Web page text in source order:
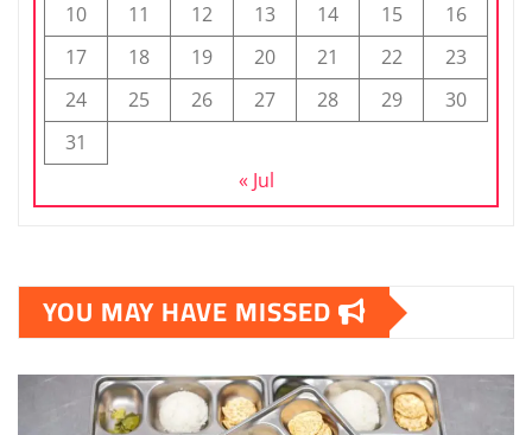
10
11 12 13 14 15
16
17
18 19 20 21 22
23
24
25 26 27 28 29
30
31
« Jul
YOU MAY HAVE MISSED